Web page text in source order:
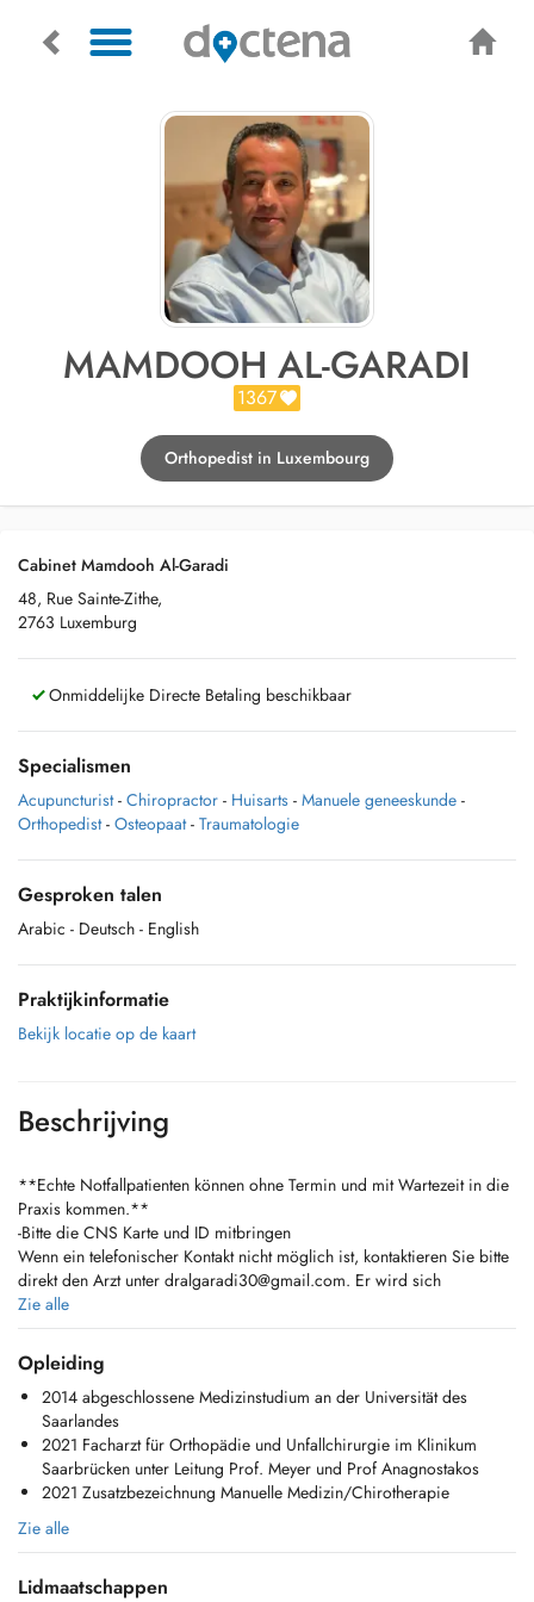
MAMDOOH AL-GARADI
1367
Orthopedist in Luxembourg
Cabinet Mamdooh Al-Garadi
48, Rue Sainte-Zithe,
2763 Luxemburg
Onmiddelijke Directe Betaling beschikbaar
Specialismen
Acupuncturist - Chiropractor - Huisarts - Manuele geneeskunde -
Orthopedist - Osteopaat - Traumatologie
Gesproken talen
Arabic - Deutsch - English
Praktijkinformatie
Bekijk locatie op de kaart
Beschrijving
**Echte Notfallpatienten können ohne Termin und mit Wartezeit in die
Praxis kommen.**
-Bitte die CNS Karte und ID mitbringen
Wenn ein telefonischer Kontakt nicht möglich ist, kontaktieren Sie bitte
direkt den Arzt unter dralgaradi30@gmail.com. Er wird sich
persönlich um Ihr Anliegen kümmern.
**Genuine emergency patients may come to the practice without an
appointment, but should expect waiting times.
Please bring your CNS card and your ID with you!
** If phone contact is not possible, please contact the doctor directly
at dralgaradi30@gmail.com. He will personally take care of your
matter.
**Les véritables urgences médicales peuvent se présenter au cabinet
En cas dimpossibilité de contact téléphonique, veuillez contacter
Zie alle
Opleiding
2014 abgeschlossene Medizinstudium an der Universität des
Saarlandes
2021 Facharzt für Orthopädie und Unfallchirurgie im Klinikum
Saarbrücken unter Leitung Prof. Meyer und Prof Anagnostakos
2021 Zusatzbezeichnung Manuelle Medizin/Chirotherapie
Zie alle
Lidmaatschappen